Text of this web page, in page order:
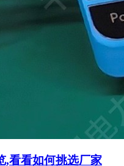
,看看如何挑选厂家